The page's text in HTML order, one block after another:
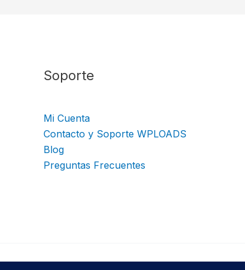
Soporte
Mi Cuenta
Contacto y Soporte WPLOADS
Blog
Preguntas Frecuentes